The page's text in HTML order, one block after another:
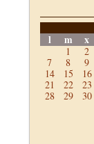
l m x
1 2
7
8 9
14
15 16
21
22 23
28
29 30